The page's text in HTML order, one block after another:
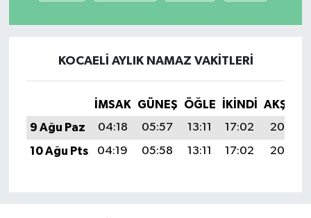
KOCAELI AYLIK NAMAZ VAKITLERI
İMSAK GÜNEŞ ÖĞLE İKINDI
AKŞAM
9 Ağu Paz
04:18 05:57 13:11 17:02
20:15
10 Ağu Pts
04:19 05:58 13:11 17:02 20:13